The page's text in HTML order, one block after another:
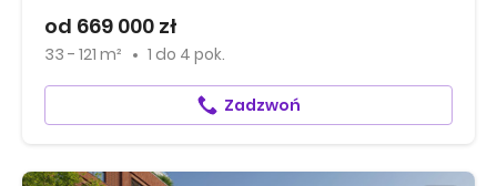
od 669 000 zł
33 - 121 m² 1 do 4 pok.
Zadzwoń